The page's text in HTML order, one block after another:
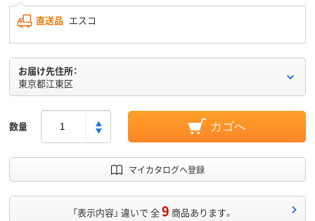
直送品 エスコ
お届け先住所：
東京都江東区
数量 カゴへ
マイカタログへ登録
「表示内容」 違いで 全9 商品あります。